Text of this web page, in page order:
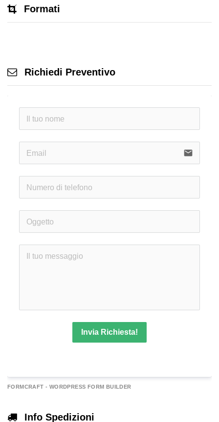
Formati
Richiedi Preventivo
email
Invia Richiesta!
FORMCRAFT - WORDPRESS FORM BUILDER
Info Spedizioni